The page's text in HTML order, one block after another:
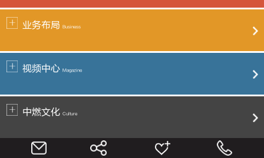
业务布局 Business
视频中心 Magazine
中燃文化 Culture